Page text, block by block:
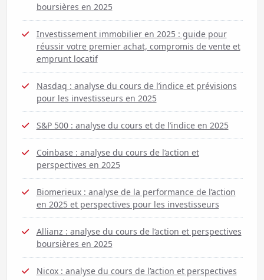
boursières en 2025
Investissement immobilier en 2025 : guide pour
réussir votre premier achat, compromis de vente et
emprunt locatif
Nasdaq : analyse du cours de l’indice et prévisions
pour les investisseurs en 2025
S&P 500 : analyse du cours et de l’indice en 2025
Coinbase : analyse du cours de l’action et
perspectives en 2025
Biomerieux : analyse de la performance de l’action
en 2025 et perspectives pour les investisseurs
Allianz : analyse du cours de l’action et perspectives
boursières en 2025
Nicox : analyse du cours de l’action et perspectives